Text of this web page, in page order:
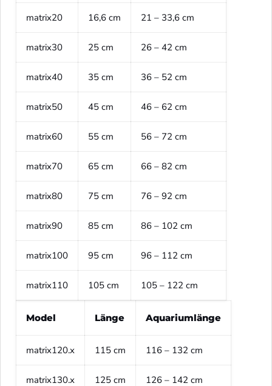
matrix20 16,6 cm 21 – 33,6 cm
matrix30 25 cm 26 – 42 cm
matrix40 35 cm 36 – 52 cm
matrix50 45 cm 46 – 62 cm
matrix60 55 cm 56 – 72 cm
matrix70 65 cm 66 – 82 cm
matrix80 75 cm 76 – 92 cm
matrix90 85 cm 86 – 102 cm
matrix100 95 cm 96 – 112 cm
matrix110 105 cm 105 – 122 cm
Model Länge Aquariumlänge
matrix120.x 115 cm 116 – 132 cm
matrix130.x 125 cm 126 – 142 cm